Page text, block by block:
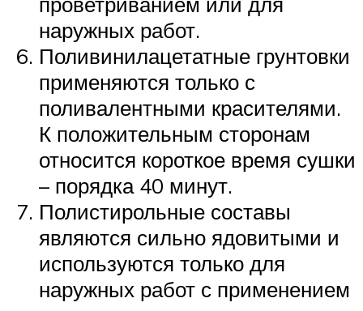
наружных работ.
Поливинилацетатные грунтовки
применяются только с
поливалентными красителями.
К положительным сторонам
относится короткое время сушки
– порядка 40 минут.
Полистирольные составы
являются сильно ядовитыми и
используются только для
наружных работ с применением